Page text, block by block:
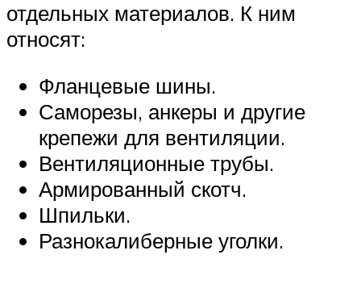
отдельных материалов. К ним
относят:
Фланцевые шины.
Саморезы, анкеры и другие
крепежи для вентиляции.
Вентиляционные трубы.
Армированный скотч.
Шпильки.
Разнокалиберные уголки.